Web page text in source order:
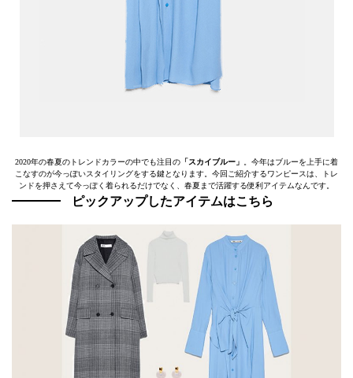
2020年の春夏のトレンドカラーの中でも注目の 「スカイブルー」
。今年はブルーを上手に着
こなすのが今っぽいスタイリングをする鍵となります。今回ご紹介するワンピースは、トレ
ンドを押さえて今っぽく着られるだけでなく、春夏まで活躍する便利アイテムなんです。
ピックアップしたアイテムはこちら